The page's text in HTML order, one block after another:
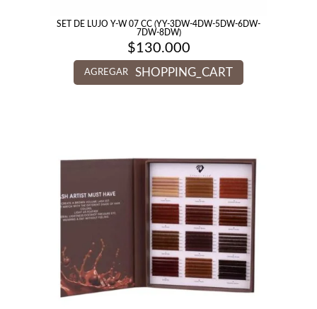
SET DE LUJO Y-W 07 CC (YY-3DW-4DW-5DW-6DW-
7DW-8DW)
$130.000
AGREGAR SHOPPING_CART